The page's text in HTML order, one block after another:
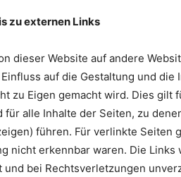
zu externen Links
dieser Website auf andere
auf die Gestaltung und
zu Eigen gemacht wird. Dies gilt
für alle Inhalte der Seiten, zu
führen. Für verlinkte Seiten
nicht erkennbar waren. Die
und bei Rechtsverletzungen